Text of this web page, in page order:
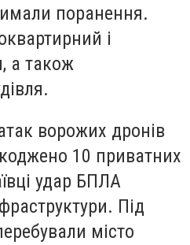
поранення.
і
а також
ворожих дронів
10 приватних
удар БПЛА
Під
місто